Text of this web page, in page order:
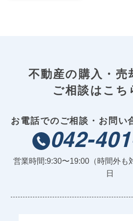
不動産の購入・売
ご相談はこち
お電話でのご相談・お問い
042-
営業時間:9:30〜19:00（時間外も
日